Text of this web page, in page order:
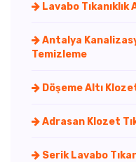
Lavabo Tıkanıklık
Antalya
Temizleme
Döşeme Altı
Adrasan Klozet
Serik Lavabo